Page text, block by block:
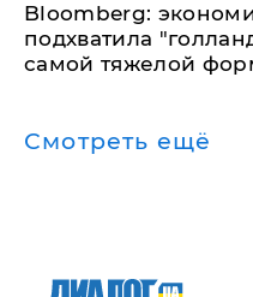
Bloomberg:
подхватила
самой тяжелой
Смотреть ещё